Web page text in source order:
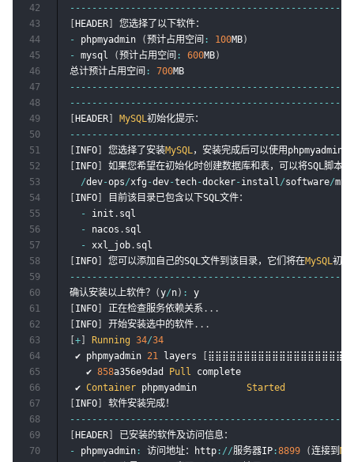
-- -- -- -- -- -- -- -- -- -- -- -- -- -- -- -- -- -- -- -- -- -- -- -- --
HEADER
-
phpmyadmin (预计占用空间 : 100MB)
-
mysql (预计占用空间 : 600MB)
总计预计占用空间 : 700
-- -- -- -- -- -- -- -- -- -- -- -- -- -- -- -- -- -- -- -- -- -- -- -- --
-- -- -- -- -- -- -- -- -- -- -- -- -- -- -- -- -- -- -- -- -- -- -- -- --
HEADER MySQL
-- -- -- -- -- -- -- -- -- -- -- -- -- -- -- -- -- -- -- -- -- -- -- -- --
INFO 您选择了安装MySQL
INFO
如果您希望在初始化时创建数据库和表，可以将SQL脚本
/dev-ops/xfg -dev-tech-docker- install/software/
INFO
目前该目录已包含以下SQL文件：
-
init . sql
-
nacos . sql
-
xxl_job .
INFO 您可以添加自己的SQL文件到该目录，它们将在MySQL
-- -- -- -- -- -- -- -- -- -- -- -- -- -- -- -- -- -- -- -- -- -- -- -- --
确认安装以上软件？ (y/n) :
INFO 正在检查服务依赖关系 . . .
INFO 开始安装选中的软件 . . .
+ Running 34/34
✔ phpmyadmin 21 layers
   ✔
858a356e9dad Pull
✔ Container phpmyadmin Started
INFO
-- -- -- -- -- -- -- -- -- -- -- -- -- -- -- -- -- -- -- -- -- -- -- -- --
HEADER
-
phpmyadmin : 访问地址：http : //服务器IP :8899 (连接到
42
43
44
45
46
47
48
49
50
51
52
53
54
55
56
57
58
59
60
61
62
63
64
65
66
67
68
69
70